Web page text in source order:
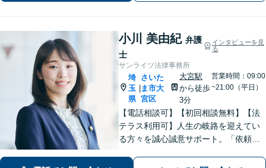
小川 美由紀 弁護
士
インタビューを見
る
サンライツ法律事務所
埼
玉
県
さいた
ま市大
宮区
大宮駅
から徒歩
3分
営業時間：09:00
~21:00（平日）
【電話相談可】【初回相談無料】【法
テラス利用可】人生の岐路を迎えてい
る方々を誠心誠意サポート。「依頼者
女問題／借金問題／相続／企業法務／